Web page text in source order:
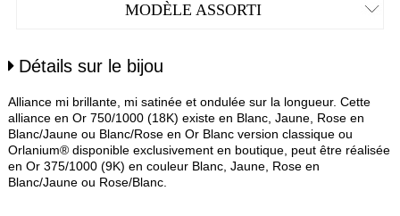
MODÈLE ASSORTI
Détails sur le bijou
Alliance mi brillante, mi satinée et ondulée sur la longueur. Cette
alliance en Or 750/1000 (18K) existe en Blanc, Jaune, Rose en
Blanc/Jaune ou Blanc/Rose en Or Blanc version classique ou
Orlanium® disponible exclusivement en boutique, peut être réalisée
en Or 375/1000 (9K) en couleur Blanc, Jaune, Rose en
Blanc/Jaune ou Rose/Blanc.